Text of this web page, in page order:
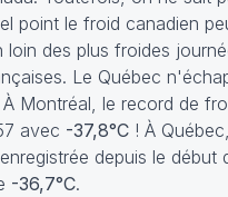
point le froid canadien
loin des plus froides
Le Québec
Montréal, le record de
avec -37,8°C! À
depuis le début
-36,7°C.